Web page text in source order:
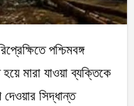
মারা যাওয়া ব্যক্তিকে
সিদ্ধান্ত